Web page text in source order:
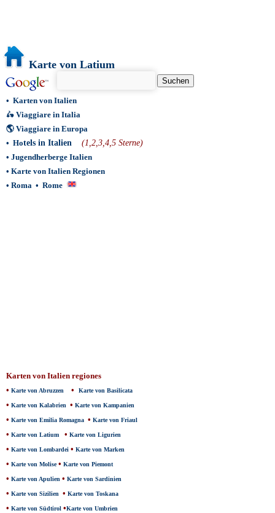
Karte von Latium
• Karten von Italien
🛵 Viaggiare in Italia
🌎 Viaggiare in Europa
• Hotels in Italien
(1,2,3,4,5 Sterne)
• Jugendherberge Italien
• Karte von Italien Regionen
• Roma • Rome
Karten von Italien regiones
• Karte von Abruzzen • Karte von Basilicata
• Karte von Kalabrien • Karte von Kampanien
• Karte von Emilia Romagna • Karte von Friaul
• Karte von Latium • Karte von Ligurien
• Karte von Lombardei • Karte von Marken
• Karte von Molise • Karte von Piemont
• Karte von Apulien • Karte von Sardinien
• Karte von Sizilien • Karte von Toskana
• Karte von Südtirol •Karte von Umbrien